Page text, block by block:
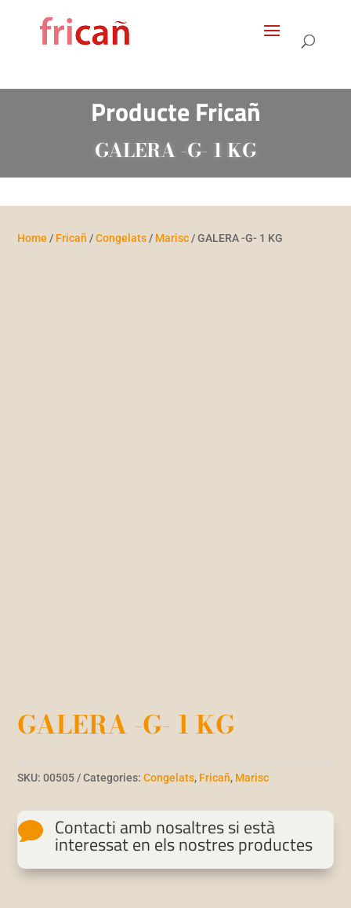
Producte Fricañ
GALERA -G- 1 KG
Home / Fricañ /Congelats/ Marisc/ GALERA -G- 1 KG
GALERA -G- 1 KG
SKU:00505 Categories:Congelats, Fricañ, Marisc
 Contacti amb nosaltres si està
interessat en els nostres productes